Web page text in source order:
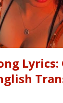
researching